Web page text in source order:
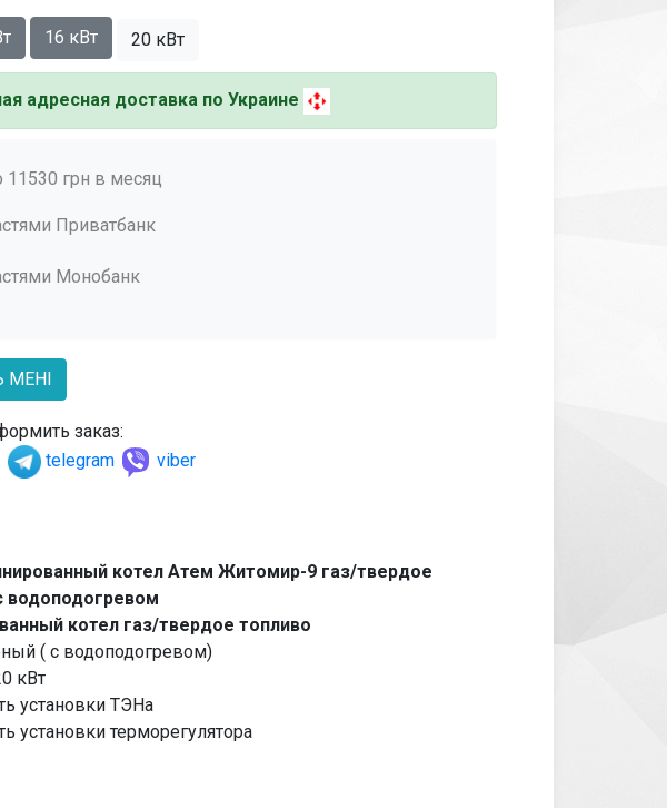
16 кВт 20 кВт
адресная доставка по Украине
11530 грн в месяц
Приватбанк
Монобанк
МЕНІ
заказ:
telegram
viber
котел Атем Житомир-9 газ/твердое
водоподогревом
котел газ/твердое топливо
( с водоподогревом)
кВт
установки ТЭНа
установки терморегулятора